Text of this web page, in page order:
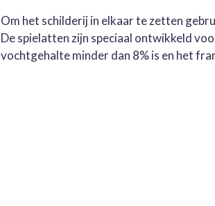
Om het schilderij in elkaar te zetten
De spielatten zijn speciaal ontwikkeld
vochtgehalte minder dan 8% is en het